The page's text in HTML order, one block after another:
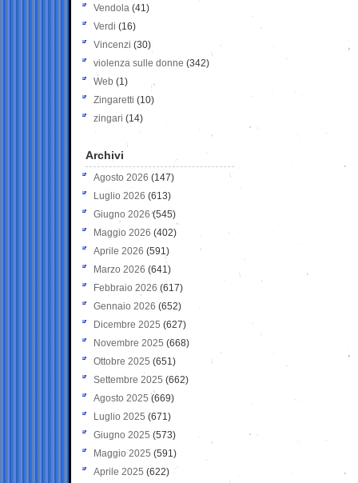
Vendola (41)
Verdi (16)
Vincenzi (30)
violenza sulle donne (342)
Web (1)
Zingaretti (10)
zingari (14)
Archivi
Agosto 2026 (147)
Luglio 2026 (613)
Giugno 2026 (545)
Maggio 2026 (402)
Aprile 2026 (591)
Marzo 2026 (641)
Febbraio 2026 (617)
Gennaio 2026 (652)
Dicembre 2025 (627)
Novembre 2025 (668)
Ottobre 2025 (651)
Settembre 2025 (662)
Agosto 2025 (669)
Luglio 2025 (671)
Giugno 2025 (573)
Maggio 2025 (591)
Aprile 2025 (622)